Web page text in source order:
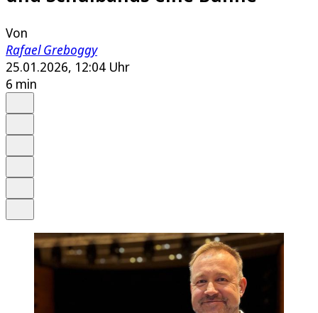
Von
Rafael Greboggy
25.01.2026, 12:04 Uhr
6 min